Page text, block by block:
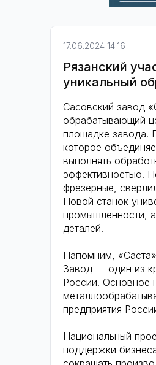
17.06.2024 14:16
Рязанский
уникальный
Сасовский завод
обрабатывающий
площадке завода.
которое
выполнять
эффективностью.
фрезерные,
Новой станок
промышленности,
деталей.
Напомним,
Завод — один из
России. Основное
предприятия
Национальный
поддержки